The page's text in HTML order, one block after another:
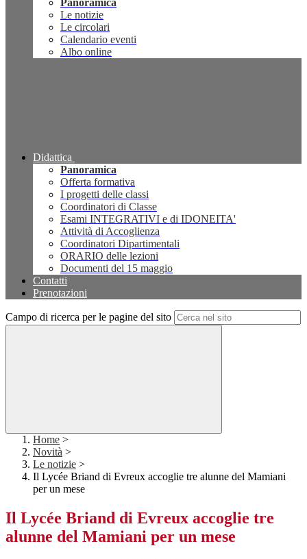
Panoramica
Le notizie
Le circolari
Calendario eventi
Albo online
Didattica
Panoramica
Offerta formativa
I progetti delle classi
Coordinatori di Classe
Esami INTEGRATIVI e di IDONEITA'
Attività di Accoglienza
Coordinatori Dipartimentali
ORARIO delle lezioni
Documenti del 15 maggio
Contatti
Prenotazioni
Campo di ricerca per le pagine del sito
Home >
Novità >
Le notizie >
Il Lycée Briand di Evreux accoglie tre alunne del Mamiani
per un mese
Il Lycée Briand di Evreux accoglie tre
alunne del Mamiani per un mese